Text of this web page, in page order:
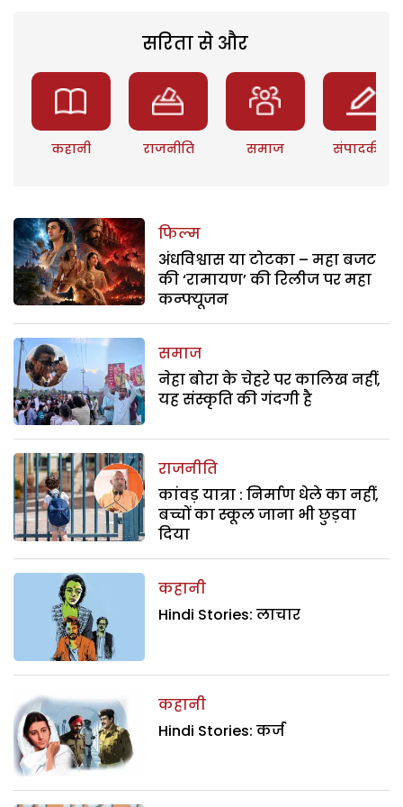
सरिता से और
कहानी राजनीति समाज संपादकीय
फिल्म
अंधविश्वास या टोटका – महा बजट
की ‘रामायण’ की रिलीज पर महा
कन्फ्यूजन
समाज
नेहा बोरा के चेहरे पर कालिख नहीं,
यह संस्कृति की गंदगी है
राजनीति
कांवड़ यात्रा : निर्माण धेले का नहीं,
बच्चों का स्कूल जाना भी छुड़वा
दिया
कहानी
Hindi Stories: लाचार
कहानी
Hindi Stories: कर्ज